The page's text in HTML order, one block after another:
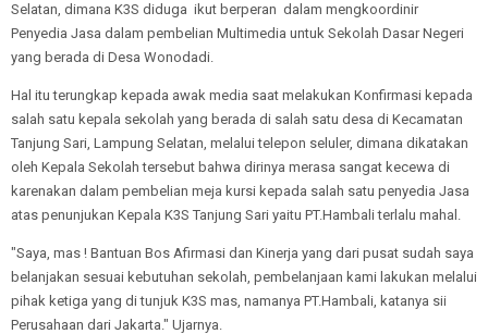
Selatan, dimana K3S diduga ikut berperan dalam mengkoordinir
Penyedia Jasa dalam pembelian Multimedia untuk Sekolah Dasar Negeri
yang berada di Desa Wonodadi.
Hal itu terungkap kepada awak media saat melakukan Konfirmasi kepada
salah satu kepala sekolah yang berada di salah satu desa di Kecamatan
Tanjung Sari, Lampung Selatan, melalui telepon seluler, dimana dikatakan
oleh Kepala Sekolah tersebut bahwa dirinya merasa sangat kecewa di
karenakan dalam pembelian meja kursi kepada salah satu penyedia Jasa
atas penunjukan Kepala K3S Tanjung Sari yaitu PT.Hambali terlalu mahal.
"Saya, mas ! Bantuan Bos Afirmasi dan Kinerja yang dari pusat sudah saya
belanjakan sesuai kebutuhan sekolah, pembelanjaan kami lakukan melalui
pihak ketiga yang di tunjuk K3S mas, namanya PT.Hambali, katanya sii
Perusahaan dari Jakarta." Ujarnya.